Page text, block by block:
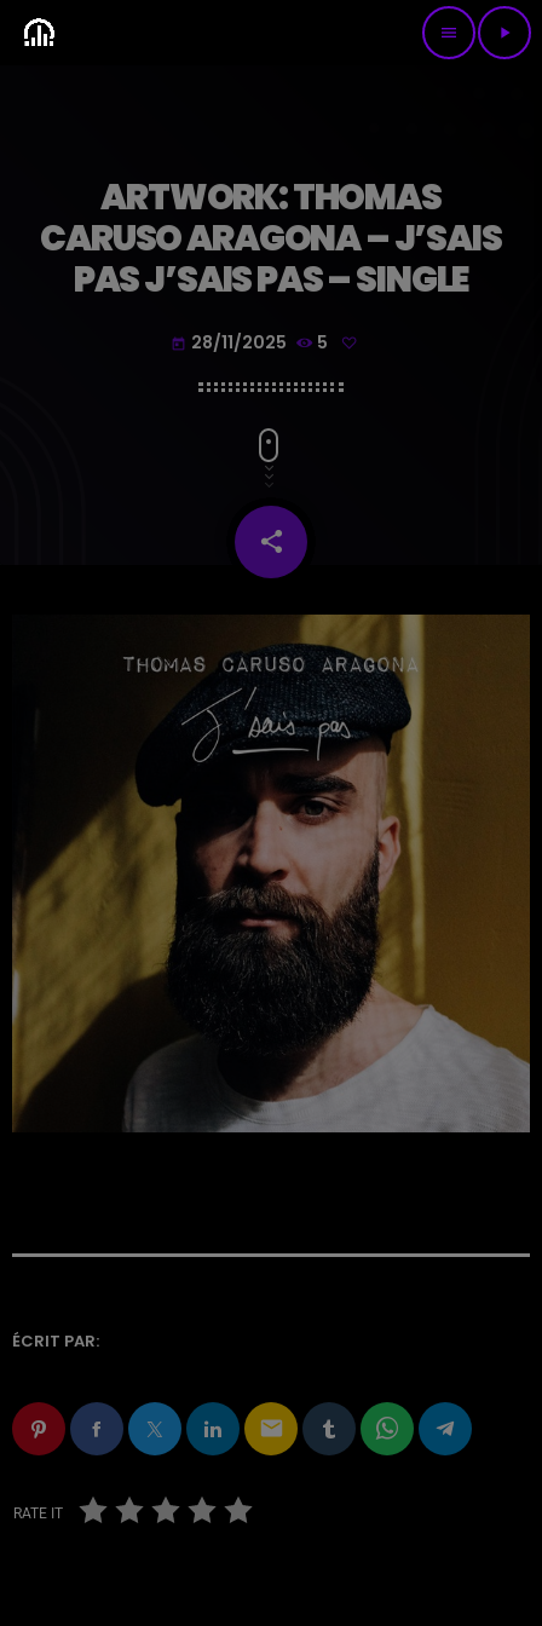
menu play_arrow
ARTWORK: THOMAS
CARUSO ARAGONA – J’SAIS
PAS J’SAIS PAS – SINGLE
today 28/11/2025 5
share
email
ÉCRIT PAR:
email
RATE IT